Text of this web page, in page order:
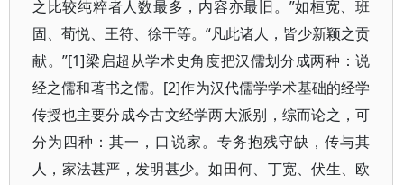
之比较纯粹者人数最多，内容亦最旧。”如桓宽、班
固、荀悦、王符、徐干等。“凡此诸人，皆少新颖之贡
献。”[1]梁启超从学术史角度把汉儒划分成两种：说
经之儒和著书之儒。[2]作为汉代儒学学术基础的经学
传授也主要分成今古文经学两大派别，综而论之，可
分为四种：其一，口说家。专务抱残守缺，传与其
人，家法甚严，发明甚少。如田何、丁宽、伏生、欧